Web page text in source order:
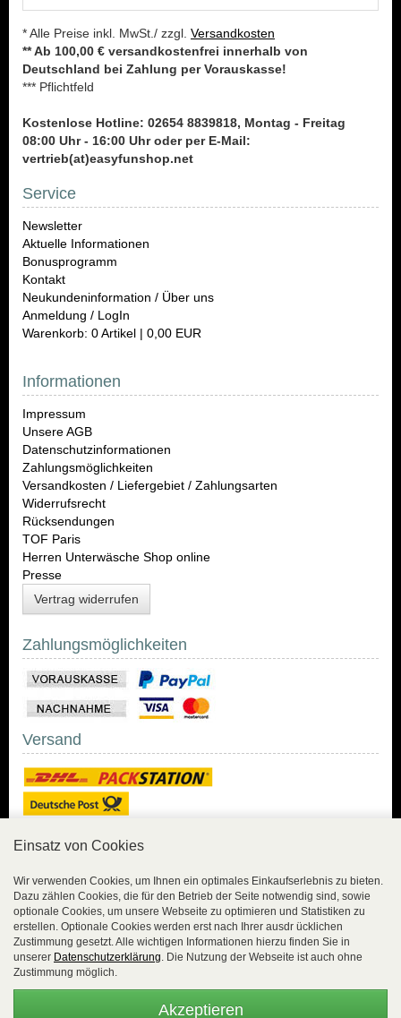
* Alle Preise inkl. MwSt./ zzgl. Versandkosten
** Ab 100,00 € versandkostenfrei innerhalb von
Deutschland bei Zahlung per Vorauskasse!
*** Pflichtfeld
Kostenlose Hotline: 02654 8839818, Montag - Freitag
08:00 Uhr - 16:00 Uhr oder per E-Mail:
vertrieb(at)easyfunshop.net
Service
Newsletter
Aktuelle Informationen
Bonusprogramm
Kontakt
Neukundeninformation / Über uns
Anmeldung / LogIn
Warenkorb: 0 Artikel | 0,00 EUR
Informationen
Impressum
Unsere AGB
Datenschutzinformationen
Zahlungsmöglichkeiten
Versandkosten / Liefergebiet / Zahlungsarten
Widerrufsrecht
Rücksendungen
TOF Paris
Herren Unterwäsche Shop online
Presse
Vertrag widerrufen
Zahlungsmöglichkeiten
Versand
Sicher Einkaufen mit
Trusted Shops und
Geld-zurück-Garantie.
lückenlos verschlüsselt
übertragen.
Einsatz von Cookies
Wir verwenden Cookies, um Ihnen ein optimales Einkaufserlebnis zu bieten.
Dazu zählen Cookies, die für den Betrieb der Seite notwendig sind, sowie
optionale Cookies, um unsere Webseite zu optimieren und Statistiken zu
erstellen. Optionale Cookies werden erst nach Ihrer ausdr ücklichen
Zustimmung gesetzt. Alle wichtigen Informationen hierzu finden Sie in
unserer Datenschutzerklärung. Die Nutzung der Webseite ist auch ohne
Zustimmung möglich.
Akzeptieren